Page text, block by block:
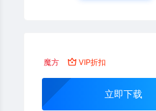
魔方 VIP折扣
立即下载